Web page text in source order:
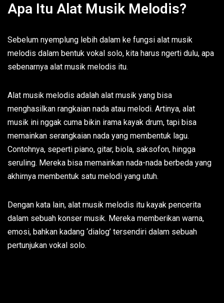
Apa Itu Alat Musik Melodis?
Sebelum nyemplung lebih dalam ke fungsi alat musik
melodis dalam bentuk vokal solo, kita harus ngerti dulu, apa
sebenarnya alat musik melodis itu.
Alat musik melodis adalah alat musik yang bisa
menghasilkan rangkaian nada atau melodi. Artinya, alat
musik ini nggak cuma bikin irama kayak drum, tapi bisa
memainkan serangkaian nada yang membentuk lagu.
Contohnya, seperti piano, gitar, biola, saksofon, hingga
seruling. Mereka bisa memainkan nada-nada berbeda yang
akhirnya membentuk satu melodi yang utuh.
Dengan kata lain, alat musik melodis itu kayak pencerita
dalam sebuah konser musik. Mereka memberikan warna,
emosi, bahkan kadang ‘dialog’ tersendiri dalam sebuah
pertunjukan vokal solo.